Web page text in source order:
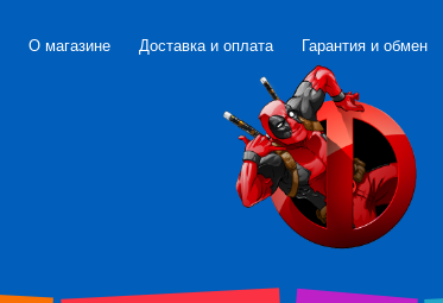
О магазине Доставка и оплата Гарантия и обмен